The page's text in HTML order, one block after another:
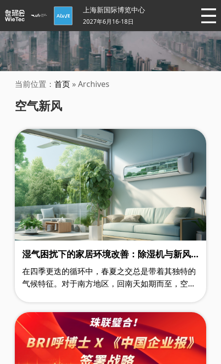
上海新国际博览中心
2027年6月16-18日
当前位置： 首页 » Archives
空气新风
湿气困扰下的家居环境改善：除湿机与新风
系统的抉择
在四季更迭的循环中，春夏之交总是带着其独特的
气候特征。对于南方地区，回南天如期而至，空气